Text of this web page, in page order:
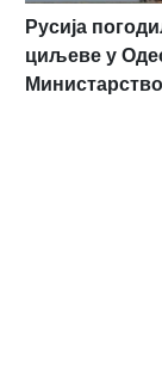
Русија
циљеве у